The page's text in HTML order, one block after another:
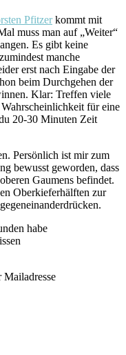
Pfitzerkommt mit
muss man auf „Weiter“
Es gibt keine
manche
erst nach Eingabe der
beim Durchgehen der
Klar: Treffen viele
für eine
20-30 Minuten Zeit
Persönlich ist mir zum
bewusst geworden, dass
Gaumens befindet.
Oberkieferhälften zur
habe
Mailadresse